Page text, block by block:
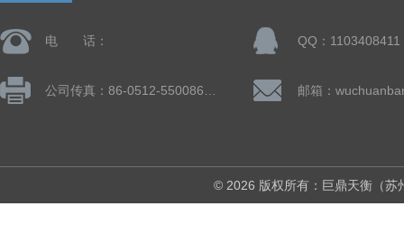
电 话： QQ：1103408411
© 2026 版权所有：巨鼎天衡（